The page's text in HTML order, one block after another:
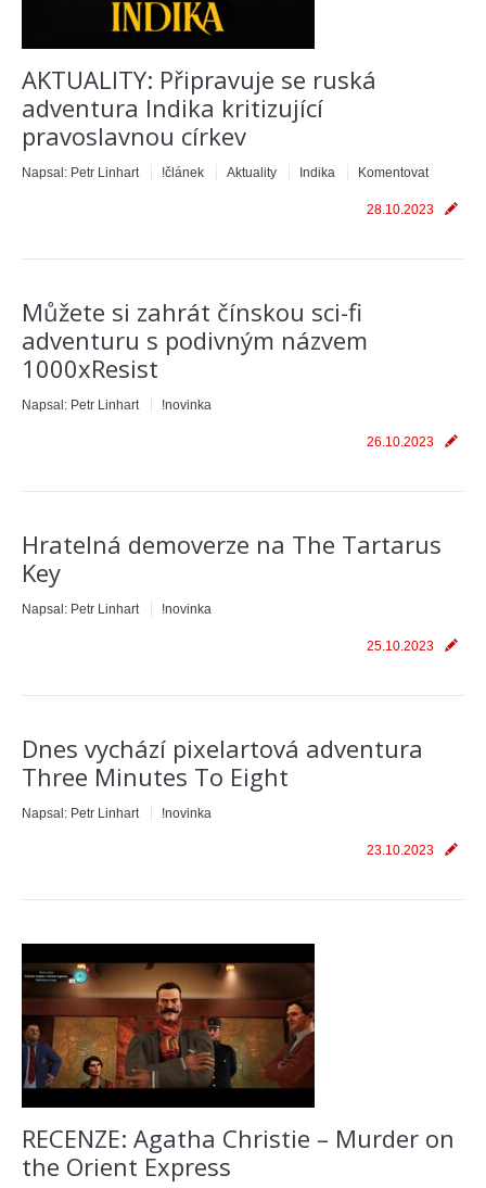
AKTUALITY: Připravuje se ruská
adventura Indika kritizující
pravoslavnou církev
Napsal: Petr Linhart !článek Aktuality Indika Komentovat
28.10.2023
Můžete si zahrát čínskou sci-fi
adventuru s podivným názvem
1000xResist
Napsal: Petr Linhart !novinka
26.10.2023
Hratelná demoverze na The Tartarus
Key
Napsal: Petr Linhart !novinka
25.10.2023
Dnes vychází pixelartová adventura
Three Minutes To Eight
Napsal: Petr Linhart !novinka
23.10.2023
RECENZE: Agatha Christie – Murder on
the Orient Express